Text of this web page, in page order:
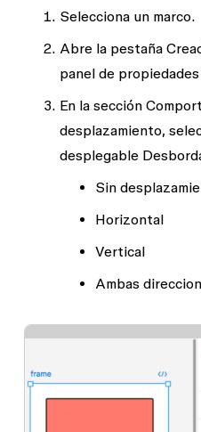
Selecciona un marco.
Abre la pestaña
panel de
En la sección
desplazamiento ,
desplegable
Sin
Horizontal
Vertical
Ambas